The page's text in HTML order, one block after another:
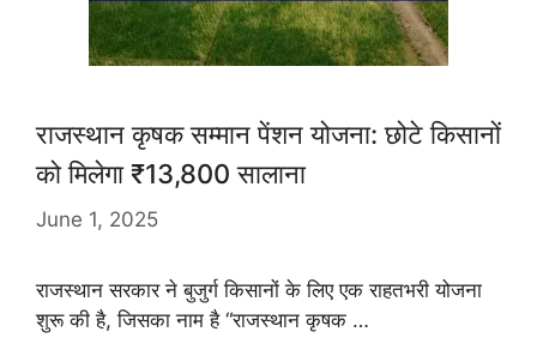
राजस्थान कृषक सम्मान पेंशन योजना: छोटे किसानों
को मिलेगा ₹13,800 सालाना
June 1, 2025
राजस्थान सरकार ने बुजुर्ग किसानों के लिए एक राहतभरी योजना
शुरू की है, जिसका नाम है “राजस्थान कृषक …